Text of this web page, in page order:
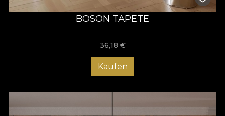
BOSON TAPETE
36,18 €
Kaufen